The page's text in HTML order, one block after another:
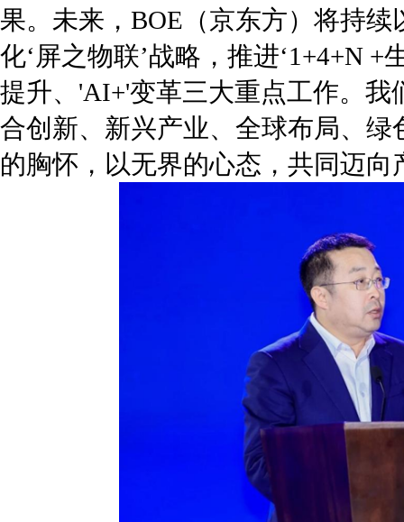
果。未来，BOE（京东方）将持续
化‘屏之物联’战略，推进‘1+4+N
提升、'AI+'变革三大重点工作。
合创新、新兴产业、全球布局、
的胸怀，以无界的心态，共同迈向